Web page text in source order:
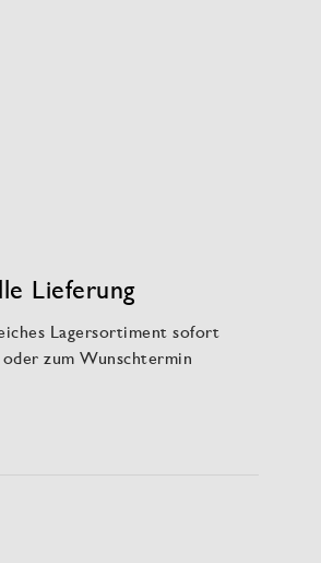
Lieferung
Lagersortiment sofort
zum Wunschtermin